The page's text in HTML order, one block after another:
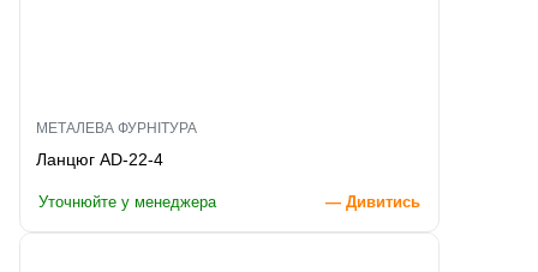
МЕТАЛЕВА ФУРНІТУРА
Ланцюг AD-22-4
Уточнюйте у менеджера — Дивитись